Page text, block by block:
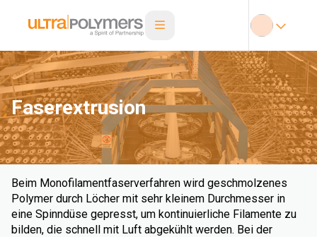
Faserextrusion
Beim Monofilamentfaserverfahren wird geschmolzenes
Polymer durch Löcher mit sehr kleinem Durchmesser in
eine Spinndüse gepresst, um kontinuierliche Filamente zu
bilden, die schnell mit Luft abgekühlt werden. Bei der